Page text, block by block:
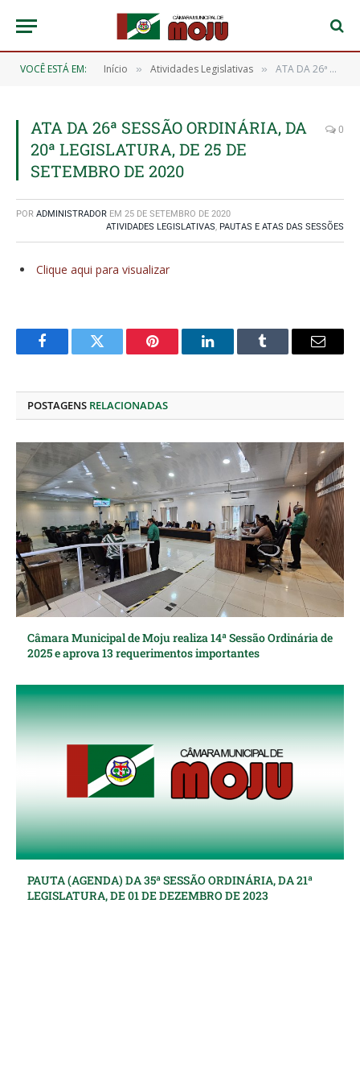
VOCÊ ESTÁ EM: Início » Atividades Legislativas » ATA DA 26ª SESSÃO ORDINÁRIA, DA 20ª LEGISLATURA, DE 25 DE SETEMBRO DE 2020
ATA DA 26ª SESSÃO ORDINÁRIA, DA
20ª LEGISLATURA, DE 25 DE
SETEMBRO DE 2020
0
POR ADMINISTRADOR EM 25 DE SETEMBRO DE 2020
ATIVIDADES LEGISLATIVAS, PAUTAS E ATAS DAS SESSÕES
Clique aqui para visualizar
FacebookTwitter Pinterest O
Tumblr
E-
POSTAGENS RELACIONADAS
Câmara Municipal de Moju realiza 14ª Sessão Ordinária de
2025 e aprova 13 requerimentos importantes
PAUTA (AGENDA) DA 35ª SESSÃO ORDINÁRIA, DA 21ª
LEGISLATURA, DE 01 DE DEZEMBRO DE 2023